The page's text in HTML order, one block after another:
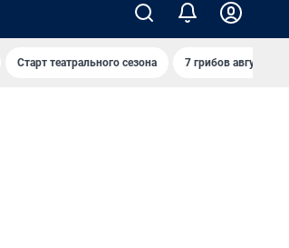
Старт театрального сезона 7 грибов августа